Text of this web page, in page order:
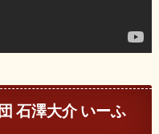
石澤大介 いーふ